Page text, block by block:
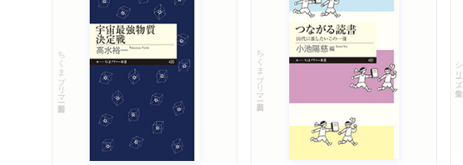
ちくまプリマー新書 ちくまプリマー新書 シリーズ・全集